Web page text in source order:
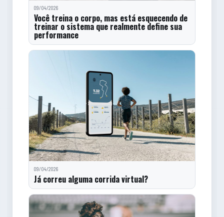
09/04/2026
Você treina o corpo, mas está esquecendo de
treinar o sistema que realmente define sua
performance
09/04/2026
Já correu alguma corrida virtual?